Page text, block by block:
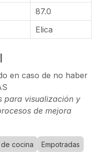
87.0
Elica
en caso de no haber
para visualización y
de mejora
de cocina Empotradas